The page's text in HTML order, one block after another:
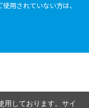
用されていない方は、
用しております。サイ